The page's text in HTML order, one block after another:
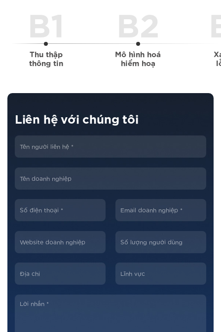
B1
Thu thập
thông tin
B2
Mô hình hoá
hiểm hoạ
Liên hệ với chúng tôi